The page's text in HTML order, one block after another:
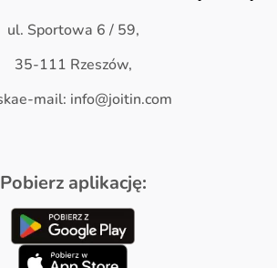
ul. Sportowa 6 / 59,
35-111 Rzeszów,
mail: info@joitin.com
Pobierz aplikację: